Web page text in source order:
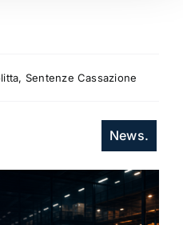
Sentenze Cassazione
News.